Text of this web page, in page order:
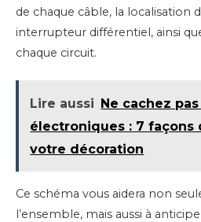
de chaque câble, la localisation
interrupteur différentiel, ainsi
chaque circuit.
Lire aussi Ne cachez
électroniques : 7 façons
votre décoration
Ce schéma vous aidera non
l’ensemble, mais aussi à